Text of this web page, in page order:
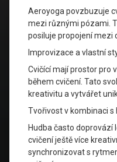
Aeroyoga povzbuzuje
mezi různými pózami.
posiluje propojení mezi
Improvizace a vlastní
Cvičící mají prostor pro
během cvičení. Tato
kreativitu a vytvářet
Tvořivost v kombinaci s
Hudba často doprovází
cvičení ještě více
synchronizovat s